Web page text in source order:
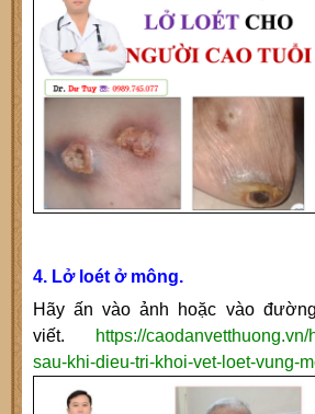
4. Lở loét ở mông.
Hãy ấn vào ảnh hoặc vào
viết.
https://
sau-khi-dieu-tri-khoi-vet-loet-vung-